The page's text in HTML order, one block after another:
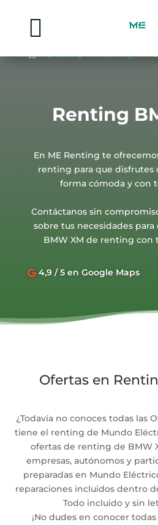

 ME Renting 5 Renting 5
Renting
En ME Renting te
renting para que disfrutes
forma cómoda y con
Contáctanos sin
sobre tus necesidades
BMW XM de renting con
 4,9 / 5 en Google Maps
Ofertas en
¿Todavía no conoces todas las
tiene el renting de Mundo
ofertas de renting de BMW
empresas, autónomos y
preparadas en Mundo
reparaciones incluidos dentro
Todo incluido y sin
¡No dudes en conocer